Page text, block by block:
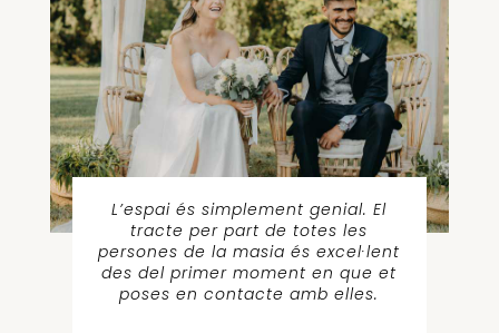
L’espai és simplement genial. El
tracte per part de totes les
persones de la masia és excel·lent
des del primer moment en que et
poses en contacte amb elles.